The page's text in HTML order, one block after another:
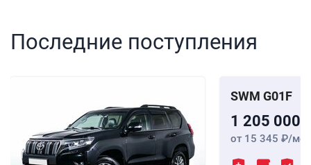
Последние поступления
SWM G01F
1 205 000
от 15 345 /мес